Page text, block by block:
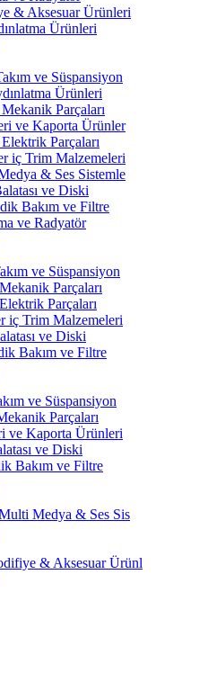
& Aksesuar Ürünleri
Ürünleri
ve Süspansiyon
Ürünleri
Parçaları
ve Kaporta Ürünler
Parçaları
iç Trim Malzemeleri
& Ses Sistemle
ve Diski
Bakım ve Filtre
ve Radyatör
ve Süspansiyon
Parçaları
Parçaları
iç Trim Malzemeleri
ve Diski
Bakım ve Filtre
ve Süspansiyon
Parçaları
ve Kaporta Ürünleri
ve Diski
Bakım ve Filtre
Medya & Ses Sis
& Aksesuar Ürünl